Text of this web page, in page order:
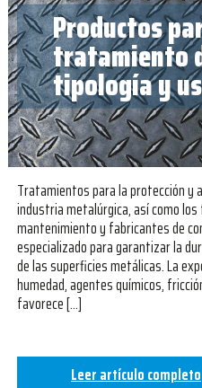
Productos
tratamiento
tipología y
Tratamientos para la protección y
industria metalúrgica, así como
mantenimiento y fabricantes de
especializado para garantizar la
de las superficies metálicas. La
humedad, agentes químicos,
favorece […]
Leer artículo completo